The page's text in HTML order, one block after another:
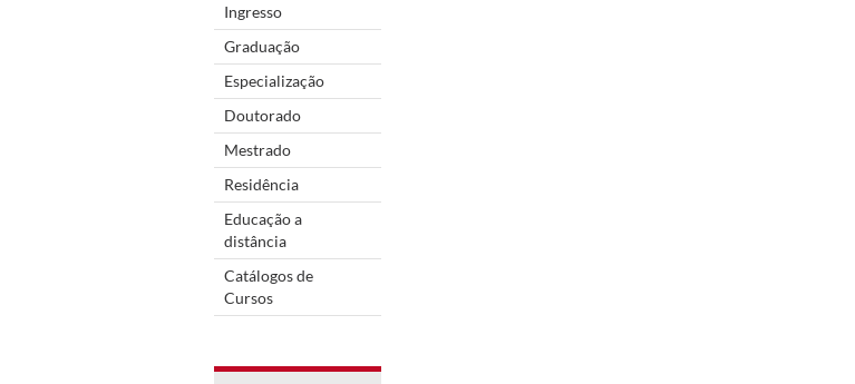
Ingresso
Graduação
Especialização
Doutorado
Mestrado
Residência
Educação a
distância
Catálogos de
Cursos